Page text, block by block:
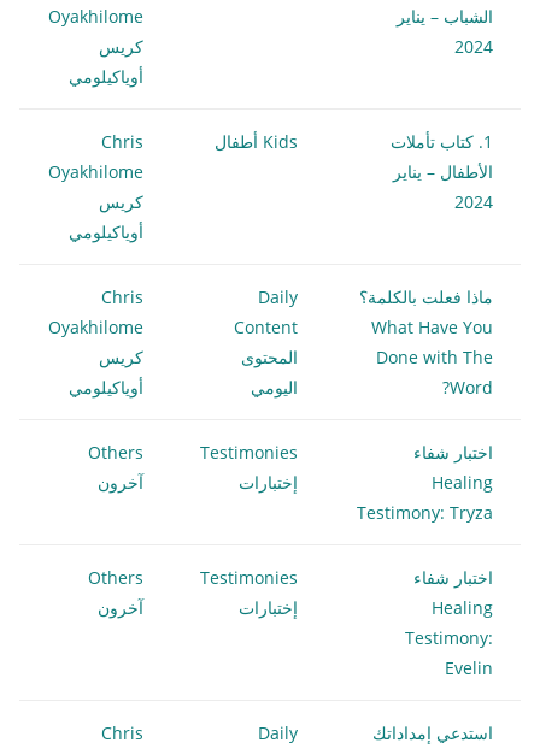
الشباب – يناير
2024
Oyakhilome
كريس
أوياكيلومي
1. كتاب تأملات
الأطفال – يناير
2024
Kids أطفال
Chris
Oyakhilome
كريس
أوياكيلومي
ماذا فعلت بالكلمة؟
What Have You
Done with The
Word?
Daily
Content
المحتوى
اليومي
Chris
Oyakhilome
كريس
أوياكيلومي
اختبار شفاء
Healing
Testimony: Tryza
Testimonies
إختبارات
Others
آخرون
اختبار شفاء
Healing
Testimony:
Evelin
Testimonies
إختبارات
Others
آخرون
استدعي إمداداتك
Daily
Chris